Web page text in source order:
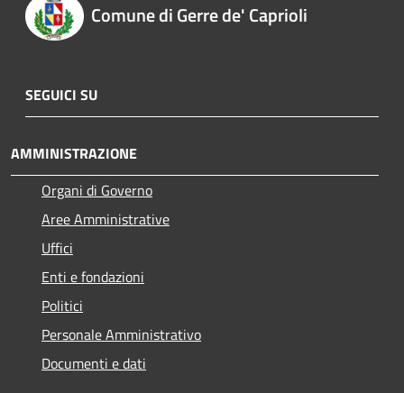
Comune di Gerre de' Caprioli
SEGUICI SU
AMMINISTRAZIONE
Organi di Governo
Aree Amministrative
Uffici
Enti e fondazioni
Politici
Personale Amministrativo
Documenti e dati